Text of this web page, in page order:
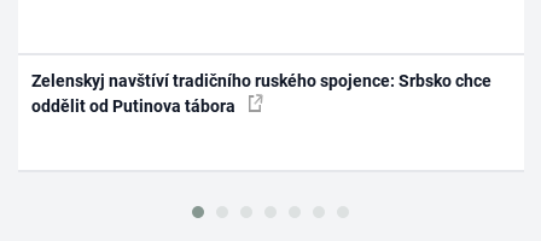
Zelenskyj navštíví tradičního ruského spojence: Srbsko chce
oddělit od Putinova tábora